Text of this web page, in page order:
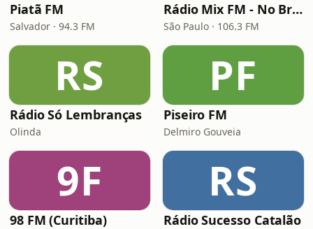
Piatã FM
Salvador · 94.3 FM
Rádio Mix FM - No Break
São Paulo · 106.3 FM
RS
Rádio Só Lembranças
Olinda
PF
Piseiro FM
Delmiro Gouveia
9F
98 FM (Curitiba)
RS
Rádio Sucesso Catalão